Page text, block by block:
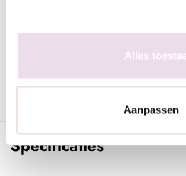
Alles
Aanpassen
- Breng vervolgens het pigment aan
oogschaduwapplicator;
- Lak af met Urban Nails Next
Specificaties